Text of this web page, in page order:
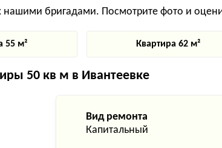
бригадами. Посмотрите фото и
55 м² Квартира 62 м²
50 кв м в Ивантеевке
Вид ремонта
Капитальный